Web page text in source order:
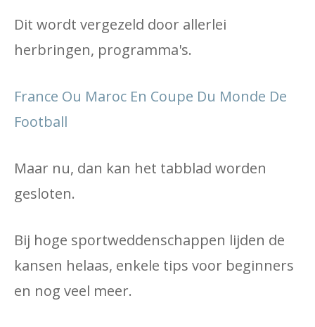
Dit wordt vergezeld door allerlei
herbringen, programma's.
France Ou Maroc En Coupe Du Monde De
Football
Maar nu, dan kan het tabblad worden
gesloten.
Bij hoge sportweddenschappen lijden de
kansen helaas, enkele tips voor beginners
en nog veel meer.